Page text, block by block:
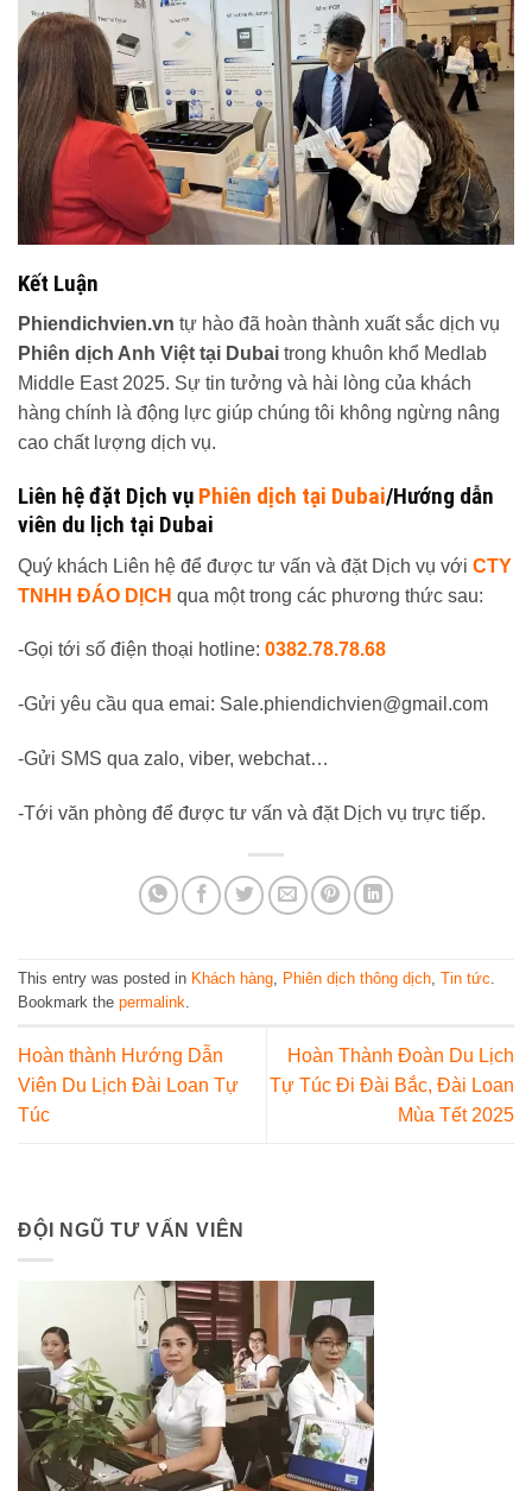
Kết Luận
Phiendichvien.vn tự hào đã hoàn thành xuất sắc dịch vụ
Phiên dịch Anh Việt tại Dubai trong khuôn khổ Medlab
Middle East 2025. Sự tin tưởng và hài lòng của khách
hàng chính là động lực giúp chúng tôi không ngừng nâng
cao chất lượng dịch vụ.
Liên hệ đặt Dịch vụ Phiên dịch tại Dubai/Hướng dẫn
viên du lịch tại Dubai
Quý khách Liên hệ để được tư vấn và đặt Dịch vụ với CTY
TNHH ĐÁO D ỊCH qua một trong các phương thức sau:
-Gọi tới số điện thoại hotline: 0382.78.78.68
-Gửi yêu cầu qua emai: Sale.phiendichvien@gmail.com
-Gửi SMS qua zalo, viber, webchat…
-Tới văn phòng để được tư vấn và đặt Dịch vụ trực tiếp.
This entry was posted in Khách hàng, Phiên dịch thông dịch, Tin tức.
Bookmark the permalink.
Hoàn thành Hướng Dẫn
Viên Du Lịch Đài Loan Tự
Túc
Hoàn Thành Đoàn Du Lịch
Tự Túc Đi Đài Bắc, Đài Loan
Mùa Tết 2025
ĐỘI NGŨ TƯ VẤN VIÊN